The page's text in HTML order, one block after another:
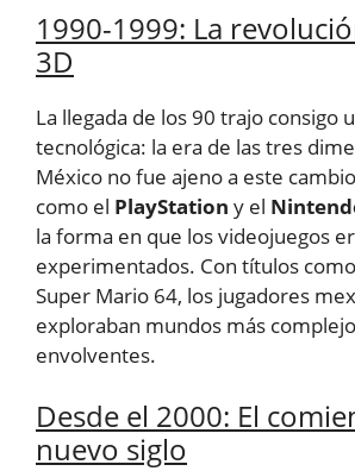
1990-1999: La
3D
La llegada de los 90 trajo consigo
tecnológica: la era de las tres
México no fue ajeno a este
como el PlayStation y el
la forma en que los videojuegos
experimentados. Con títulos
Super Mario 64, los jugadores
exploraban mundos más
envolventes.
Desde el 2000: El
nuevo siglo